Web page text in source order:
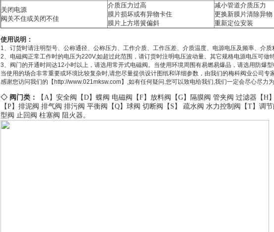
关闭电源
阀关不住或关闭不佳
介质压力过高
膜片损坏或有异物卡住
膜片上方塔簧偏斜
减小管道介质压力
更换新膜片清除异物
重新定位安装
使用说明：
1、订货时请注明型号、公称通径、公称压力、工作介质、工作压差、介质温度、电源电压及频率、介质
2、电磁阀正常工作时的电压为220V,如超过此范围，请订货时注明电压波动量。其它规格电源电压可做特
3、阀门的开通时间达12小时以上，请选用常开式电磁阀。当使用环境周围有易燃易爆品，请选用防爆型
当使用的场合非常重要或环境比较复杂时,请您尽量提供设计图纸和详细参数，由我们的梅科阀业公司专
感谢您访问我们的【http://www.021mksw.com】,如有任何疑问.您可以致电给我们,我们一定会尽心尽力为
◇ 阀门类： 【A】 安全阀 【D】 蝶阀 电磁阀 【F】 放料阀 【G】 隔膜阀 管夹阀 过滤器 【H】
【P】 排泥阀 排气阀 排污阀 平衡阀 【Q】 球阀 切断阀 【S】 疏水阀 水力控制阀 【T】 调节
型阀 止回阀 柱塞阀 阻火器。